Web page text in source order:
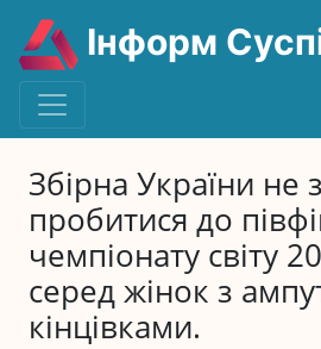
Інформ
Збірна України не
пробитися до
чемпіонату світу
серед жінок з
кінцівками.